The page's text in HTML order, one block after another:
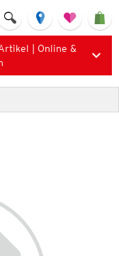
| Online &